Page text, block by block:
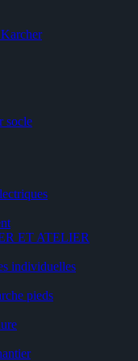
socle
ET ATELIER
individuelles
pieds